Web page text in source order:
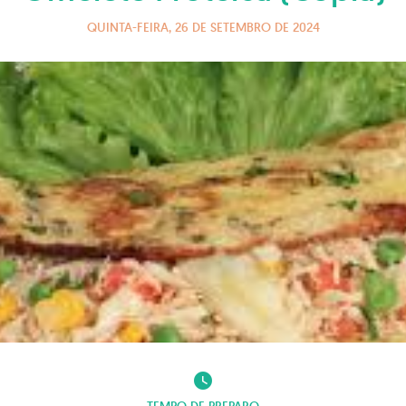
QUINTA-FEIRA, 26 DE SETEMBRO DE 2024
watch_later